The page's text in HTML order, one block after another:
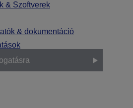
& Szoftverek
& dokumentáció